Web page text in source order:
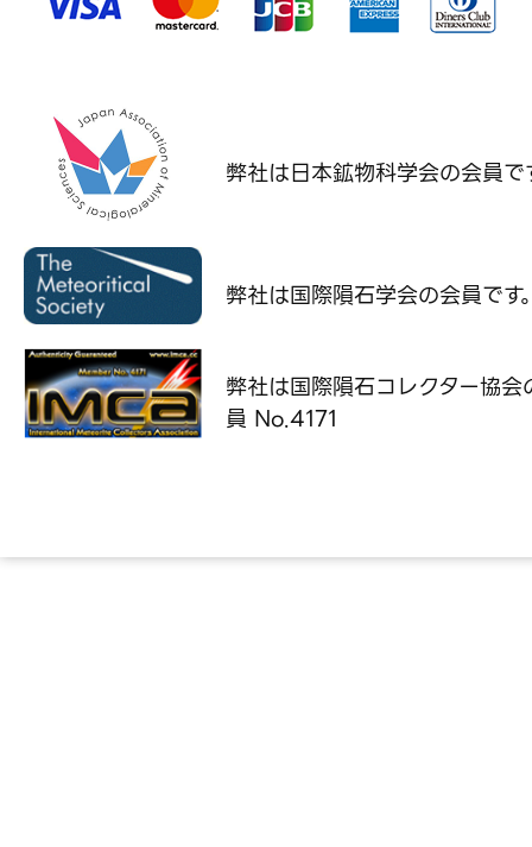
弊社は日本鉱物科学会の会員で
弊社は国際隕石学会の会員です
弊社は国際隕石コレクター協会
員 No.4171